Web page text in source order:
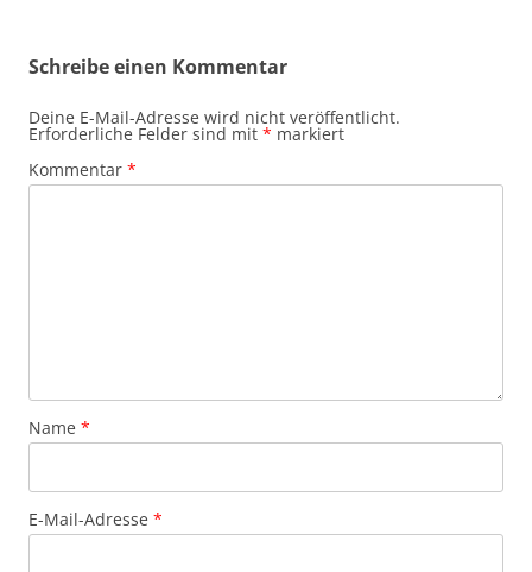
Schreibe einen Kommentar
Deine E-Mail-Adresse wird nicht veröffentlicht.
Erforderliche Felder sind mit * markiert
Kommentar *
Name *
E-Mail-Adresse *